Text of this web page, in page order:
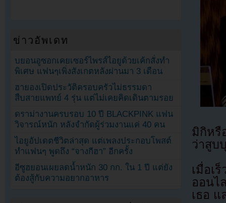
มิกิหรื
ว่าสูบ
เมื่อ
ออนไ
เธอ
ข่าวอัพเดท
บยอนอูซอกเคยเซอร์ไพรส์ไอยูด้วยเค้กสั่งทำ
พิเศษ แฟนๆเพิ่งสังเกตหลังผ่านมา 3 เดือน
ฮายองเปิดประวัติครอบครัวไม่ธรรมดา
สืบสายแพทย์ 4 รุ่น แต่ไม่เคยคิดเดินตามรอย
ดราม่างานครบรอบ 10 ปี BLACKPINK แฟน
วิจารณ์หนัก หลังจำกัดผู้ร่วมงานแค่ 40 คน
ไอยูอัปเดตชีวิตล่าสุด แต่เพลงประกอบโพสต์
ทำแฟนๆ พูดถึง “จางกีฮา” อีกครั้ง
อีซูฮยอนเผยลดน้ำหนัก 30 กก. ใน 1 ปี แต่ยัง
ต้องสู้กับความอยากอาหาร